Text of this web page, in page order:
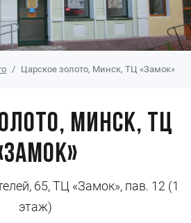
Царское золото, Минск, ТЦ «Замок»
Минск, ТЦ
65, ТЦ «Замок», пав. 12 (1
этаж)